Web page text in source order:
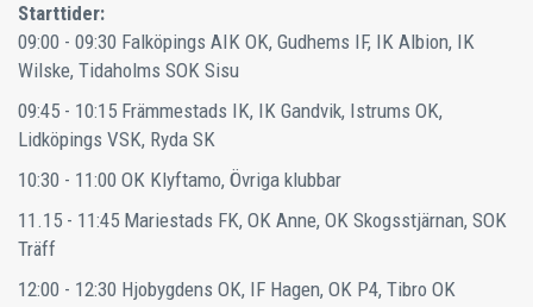
Starttider:
09:00 - 09:30 Falköpings AIK OK, Gudhems IF, IK Albion, IK
Wilske, Tidaholms SOK Sisu
09:45 - 10:15 Främmestads IK, IK Gandvik, Istrums OK,
Lidköpings VSK, Ryda SK
10:30 - 11:00 OK Klyftamo, Övriga klubbar
11.15 - 11:45 Mariestads FK, OK Anne, OK Skogsstjärnan, SOK
Träff
12:00 - 12:30 Hjobygdens OK, IF Hagen, OK P4, Tibro OK